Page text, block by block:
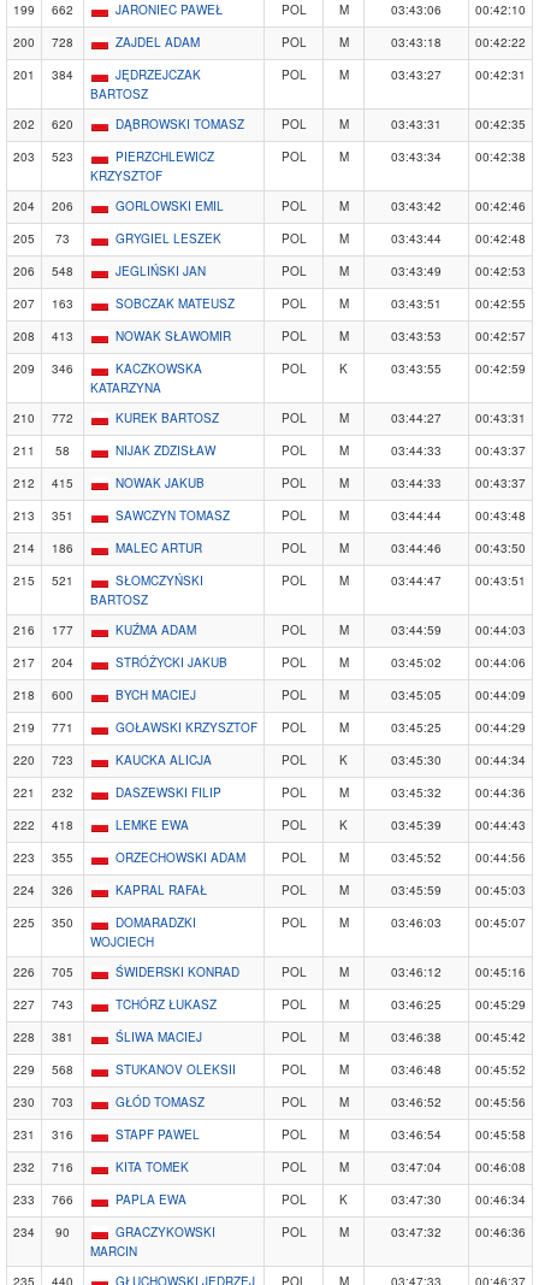
199
662 JARONIEC PAWEŁ POL M 03:43:06
00:42:10
200
728 ZAJDEL ADAM POL M 03:43:18
00:42:22
201
384
JĘDRZEJCZAK
BARTOSZ
POL M 03:43:27 00:42:31
202 620 DĄBROWSKI TOMASZ POL M 03:43:31
00:42:35
203
523
PIERZCHLEWICZ
KRZYSZTOF
POL M 03:43:34 00:42:38
204 206 GORLOWSKI EMIL POL M 03:43:42
00:42:46
205
73 GRYGIEL LESZEK POL M 03:43:44
00:42:48
206
548 JEGLIŃSKI JAN POL M 03:43:49
00:42:53
207
163 SOBCZAK MATEUSZ POL M 03:43:51
00:42:55
208
413 NOWAK SŁAWOMIR POL M 03:43:53
00:42:57
209
346
KACZKOWSKA
KATARZYNA
POL K 03:43:55 00:42:59
210 772 KUREK BARTOSZ POL M 03:44:27
00:43:31
211
58 NIJAK ZDZISŁAW POL M 03:44:33
00:43:37
212
415 NOWAK JAKUB POL M 03:44:33
00:43:37
213
351 SAWCZYN TOMASZ POL M 03:44:44
00:43:48
214
186 MALEC ARTUR POL M 03:44:46
00:43:50
215
521
SŁOMCZYŃSKI
BARTOSZ
POL M 03:44:47 00:43:51
216 177 KUŹMA ADAM POL M 03:44:59
00:44:03
217
204 STRÓŻYCKI JAKUB POL M 03:45:02
00:44:06
218
600 BYCH MACIEJ POL M 03:45:05
00:44:09
219
771 GOŁAWSKI KRZYSZTOF POL M 03:45:25
00:44:29
220
723 KAUCKA ALICJA POL K 03:45:30
00:44:34
221
232 DASZEWSKI FILIP POL M 03:45:32
00:44:36
222
418 LEMKE EWA POL K 03:45:39
00:44:43
223
355 ORZECHOWSKI ADAM POL M 03:45:52
00:44:56
224
326 KAPRAL RAFAŁ POL M 03:45:59
00:45:03
225
350
DOMARADZKI
WOJCIECH
POL M 03:46:03 00:45:07
226 705 ŚWIDERSKI KONRAD POL M 03:46:12
00:45:16
227
743 TCHÓRZ ŁUKASZ POL M 03:46:25
00:45:29
228
381 ŚLIWA MACIEJ POL M 03:46:38
00:45:42
229
568 STUKANOV OLEKSII POL M 03:46:48
00:45:52
230
703 GŁÓD TOMASZ POL M 03:46:52
00:45:56
231
316 STAPF PAWEL POL M 03:46:54
00:45:58
232
716 KITA TOMEK POL M 03:47:04
00:46:08
233
766 PAPLA EWA POL K 03:47:30
00:46:34
234
90
GRACZYKOWSKI
MARCIN
POL M 03:47:32 00:46:36